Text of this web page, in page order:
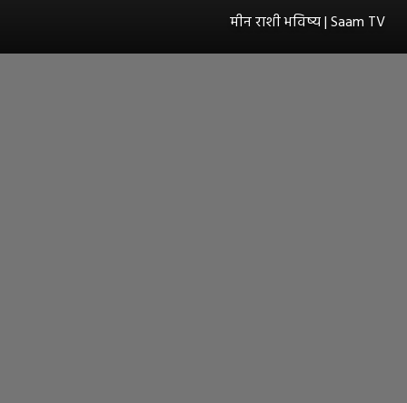
मीन राशी भविष्य | Saam TV